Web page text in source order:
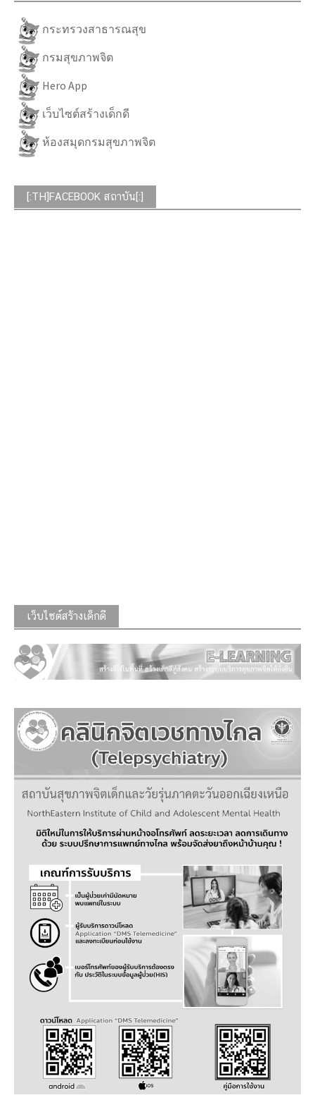
กระทรวงสาธารณสุข
กรมสุขภาพจิต
Hero App
เว็บไซต์สร้างเด็กดี
ห้องสมุดกรมสุขภาพจิต
[:TH]FACEBOOK สถาบัน[:]
เว็บไซต์สร้างเด็กดี